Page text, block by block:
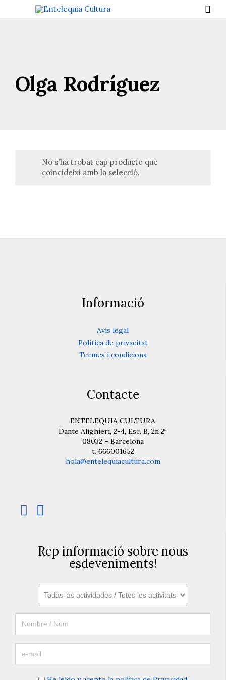

Olga Rodríguez
No s'ha trobat cap producte que
coincideixi amb la selecció.
Informació
Avís legal
Política de privacitat
Termes i condicions
Contacte
ENTELEQUIA CULTURA
Dante Alighieri, 2-4, Esc. B, 2n 2ª
08032 – Barcelona
t. 666001652
hola@entelequiacultura.com
 
Rep informació sobre nous
esdeveniments!